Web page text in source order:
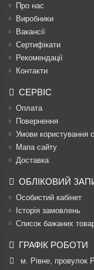
Про нас
Виробники
Вакансії
Сертифікати
Рекомендації
Контакти
СЕРВІС
Оплата
Повернення
Умови користування
Мапа сайту
Доставка
ОБЛІКОВИЙ
Особистий кабінет
Історія замовлень
Список бажаних
ГРАФІК РОБОТИ
м. Рівне, провулок